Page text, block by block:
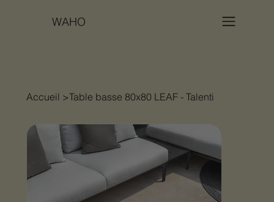
WAHO
Accueil >Table basse 80x80 LEAF - Talenti